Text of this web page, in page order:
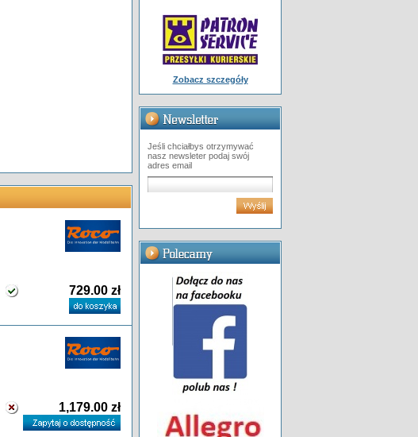
729.00 zł
1,179.00 zł
Zobacz szczegóły
Jeśli chciałbys otrzymywać
nasz newsleter podaj swój
adres email